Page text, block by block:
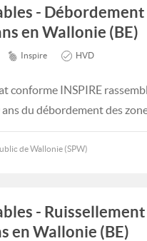
-
en Wallonie (BE)
Inspire HVD
conforme INSPIRE
du débordement des
de Wallonie (SPW)
-
en Wallonie (BE)